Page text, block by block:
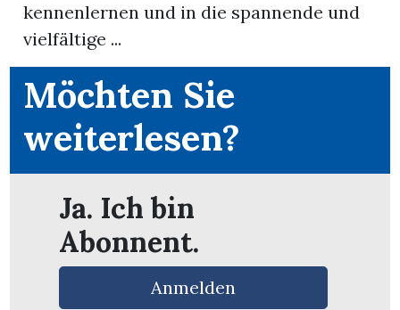
kennenlernen und in die spannende und
vielfältige ...
Möchten Sie
weiterlesen?
Ja. Ich bin
Abonnent.
Anmelden